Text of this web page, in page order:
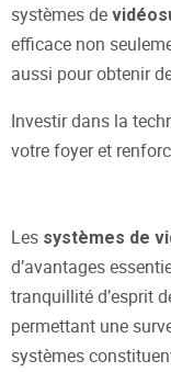
systèmes de
efficace non
aussi pour obtenir
Investir dans la
votre foyer et
Les systèmes de
d’avantages
tranquillité d’esprit
permettant une
systèmes